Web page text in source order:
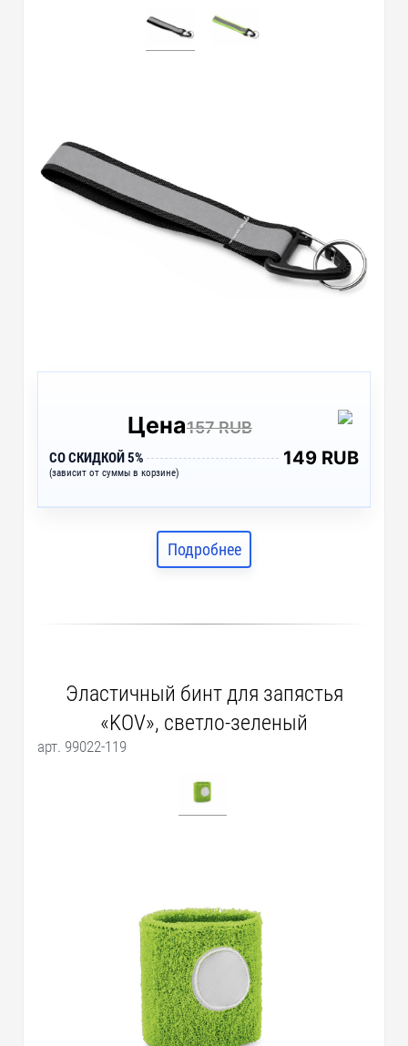
Цена157 RUB
СО СКИДКОЙ 5%
(зависит от суммы в корзине)
149 RUB
Подробнее
Эластичный бинт для запястья
«KOV», светло-зеленый
арт. 99022-119